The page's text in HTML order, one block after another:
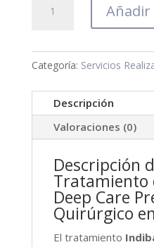
Deep
-
Pre-
Post
Quirúrgico
sesiones
regalo
Categoría: Servicios
Descripción
Valoraciones (0)
Descripción
Tratamiento
Deep Care
Quirúrgico
El tratamiento